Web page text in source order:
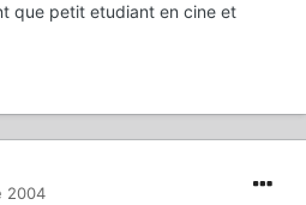
que petit etudiant en cine et
2004